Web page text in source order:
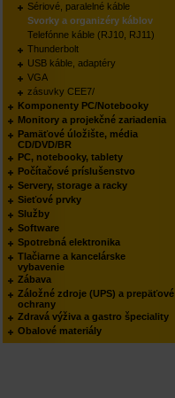
Sériové, paralelné káble
Svorky a organizéry káblov
Telefónne káble (RJ10, RJ11)
Thunderbolt
USB káble, adaptéry
VGA
zásuvky CEE7/
Komponenty PC/Notebooky
Monitory a projekčné zariadenia
Pamäťové úložište, média
CD/DVD/BR
PC, notebooky, tablety
Počítačové príslušenstvo
Servery, storage a racky
Sieťové prvky
Služby
Software
Spotrebná elektronika
Tlačiarne a kancelárske
vybavenie
Zábava
Záložné zdroje (UPS) a prepäťové
ochrany
Zdravá výživa a gastro špeciality
Obalové materiály